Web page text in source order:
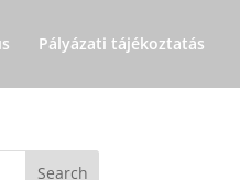
Pályázati tájékoztatás